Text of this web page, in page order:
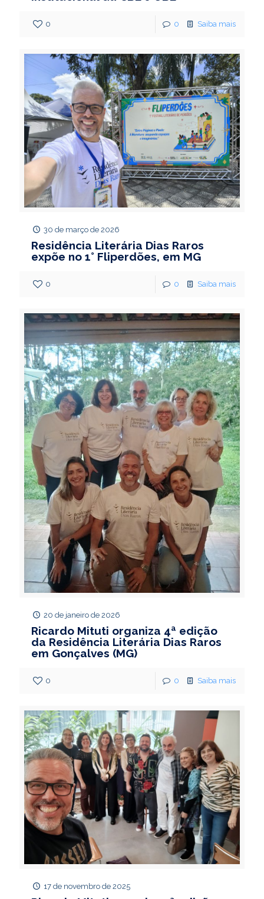
0 0 Saiba mais
30 de março de 2026
Residência Literária Dias Raros
expõe no 1° Fliperdões, em MG
0 0 Saiba mais
20 de janeiro de 2026
Ricardo Mituti organiza 4ª edição
da Residência Literária Dias Raros
em Gonçalves (MG)
0 0 Saiba mais
17 de novembro de 2025